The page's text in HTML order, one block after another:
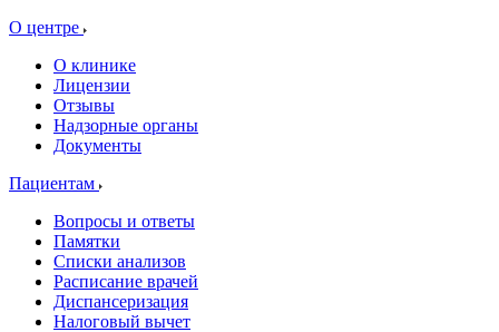
О центре
О клинике
Лицензии
Отзывы
Надзорные органы
Документы
Пациентам
Вопросы и ответы
Памятки
Списки анализов
Расписание врачей
Диспансеризация
Налоговый вычет